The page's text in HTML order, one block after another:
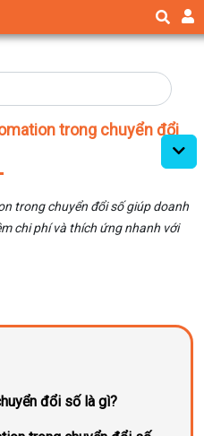
trong chuyển đổi
trong chuyển đổi số giúp doanh
chi phí và thích ứng nhanh với
đổi số là gì?